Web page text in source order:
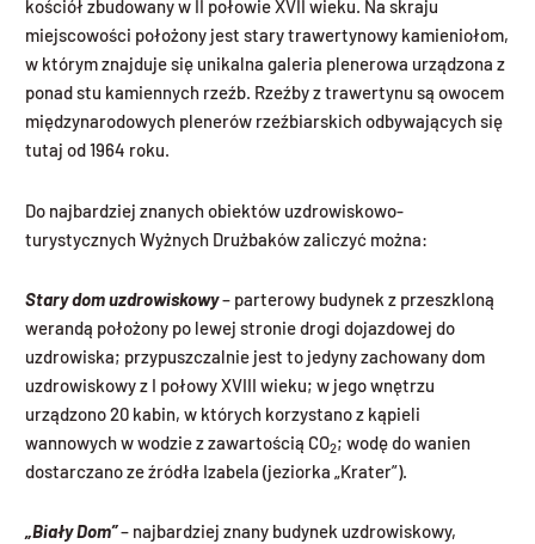
kościół zbudowany w II połowie XVII wieku. Na skraju
miejscowości położony jest stary trawertynowy kamieniołom,
w którym znajduje się unikalna galeria plenerowa urządzona z
ponad stu kamiennych rzeźb. Rzeźby z trawertynu są owocem
międzynarodowych plenerów rzeźbiarskich odbywających się
tutaj od 1964 roku.
Do najbardziej znanych obiektów uzdrowiskowo-
turystycznych Wyżnych Drużbaków zaliczyć można:
Stary dom uzdrowiskowy– parterowy budynek z przeszkloną
werandą położony po lewej stronie drogi dojazdowej do
uzdrowiska; przypuszczalnie jest to jedyny zachowany dom
uzdrowiskowy z I połowy XVIII wieku; w jego wnętrzu
urządzono 20 kabin, w których korzystano z kąpieli
wannowych w wodzie z zawartością CO2; wodę do wanien
dostarczano ze źródła Izabela (jeziorka „Krater”).
„Biały Dom”– najbardziej znany budynek uzdrowiskowy,